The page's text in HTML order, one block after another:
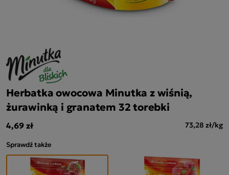
Herbatka owocowa Minutka z wiśnią,
żurawinką i granatem 32 torebki
4,69 zł 73,28 zł/kg
Sprawdź także